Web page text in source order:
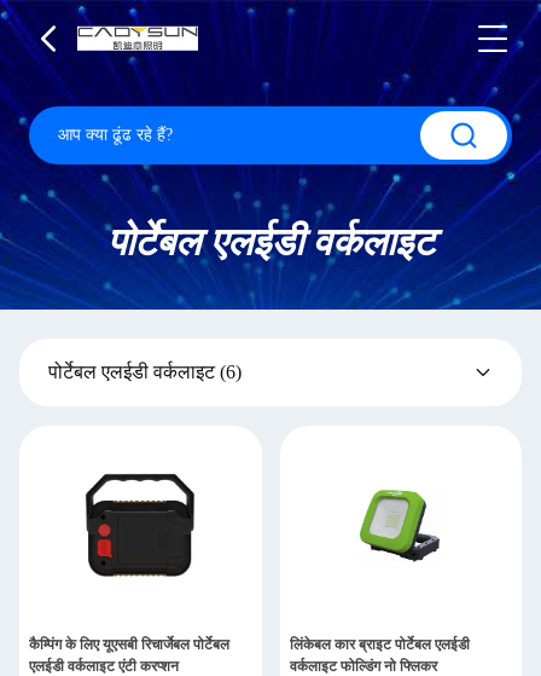
पोर्टेबल एलईडी वर्कलाइट
पोर्टेबल एलईडी वर्कलाइट(6)
कैम्पिंग के लिए यूएसबी रिचार्जेबल पोर्टेबल
एलईडी वर्कलाइट एंटी करप्शन
लिंकेबल कार ब्राइट पोर्टेबल एलईडी
वर्कलाइट फोल्डिंग नो फ्लिकर